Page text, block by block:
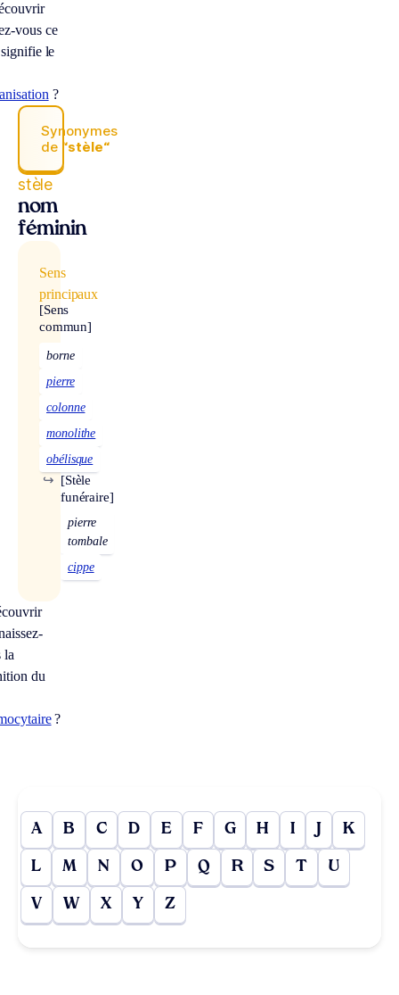
vous ce
le
?
Synonymes
de “stèle“
stèle
nom
féminin
Sens
principaux
[Sens
commun]
borne
pierre
colonne
monolithe
obélisque
[Stèle
funéraire]
↪
pierre
tombale
cippe
la
du
?
A B C D E F G H I J K
L M N O P Q R S T U
V W X Y Z